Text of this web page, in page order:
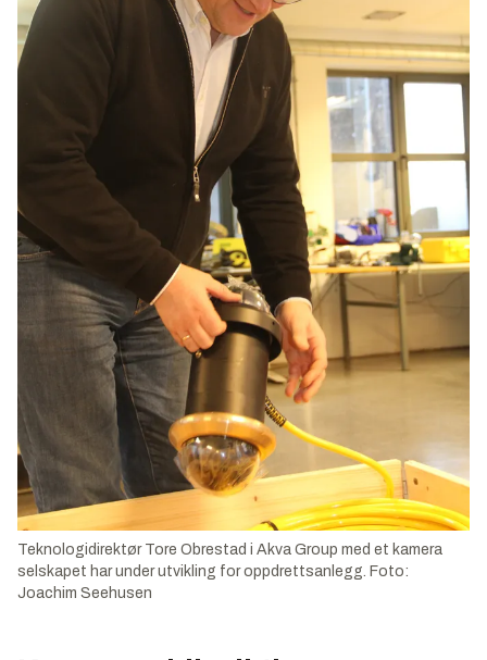
Teknologidirektør Tore Obrestad i Akva Group med et kamera
selskapet har under utvikling for oppdrettsanlegg. Foto:
Joachim Seehusen